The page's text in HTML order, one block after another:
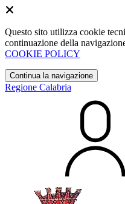
Questo sito utilizza cookie
continuazione della
COOKIE POLICY
Continua la navigazione
Regione Calabria